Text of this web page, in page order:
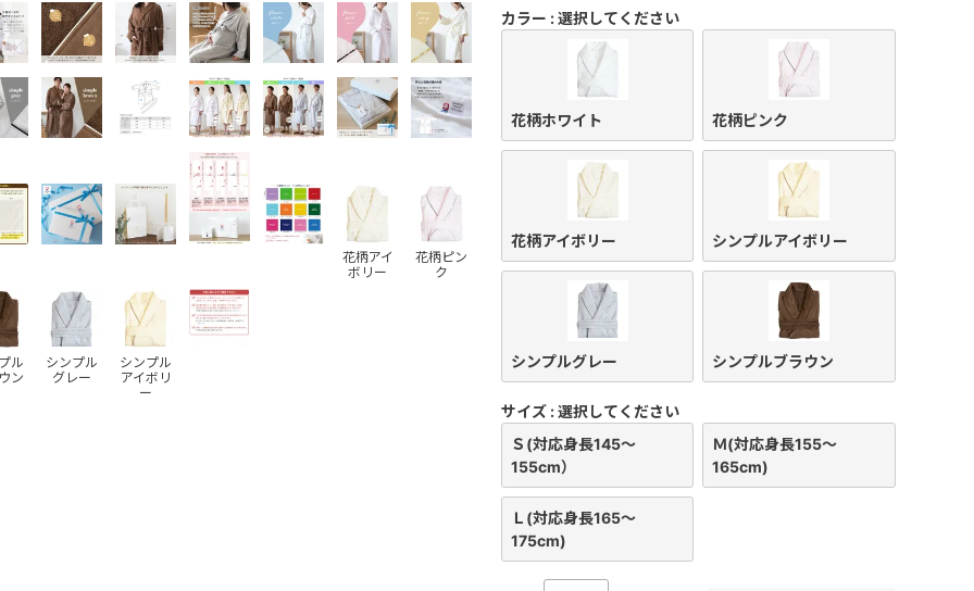
花柄アイ
ボリー
花柄ピン
ク
ル
ン
シンプル
グレー
シンプル
アイボリ
ー
カラー 選択してください
花柄ホワイト 花柄ピンク
花柄アイボリー シンプルアイボリー
シンプルグレー シンプルブラウン
サイズ
選択してください
Ｓ(対応身長145～
155cm）
Ｍ(対応身長155～
165cm)
Ｌ(対応身長165～
175cm)